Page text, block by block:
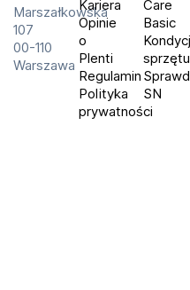
Rodzaj matrycy: QD-
Rozdzielczość: 2560
Częstotliwość
Czas reakcji: 0,03 ms
Jasność: 400 cd/m²
Kontrast statyczny: 1
Odwzorowanie
Regulacja:
Marszałkowska
107
00-110
Warszawa
Kariera
Opinie
o
Plenti
Regulamin
Polityka
prywatności
Care
Basic
sprzętu
SN